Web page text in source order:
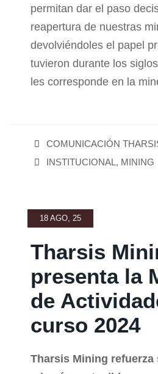
permitan dar el paso
reapertura de nuestras
devolviéndoles el papel
tuvieron durante los
les corresponde en la
COMUNICACIÓN
INSTITUCIONAL , MINING
18 AGO, 25
Tharsis
presenta la
de
curso 2024
Tharsis Mining refuerza